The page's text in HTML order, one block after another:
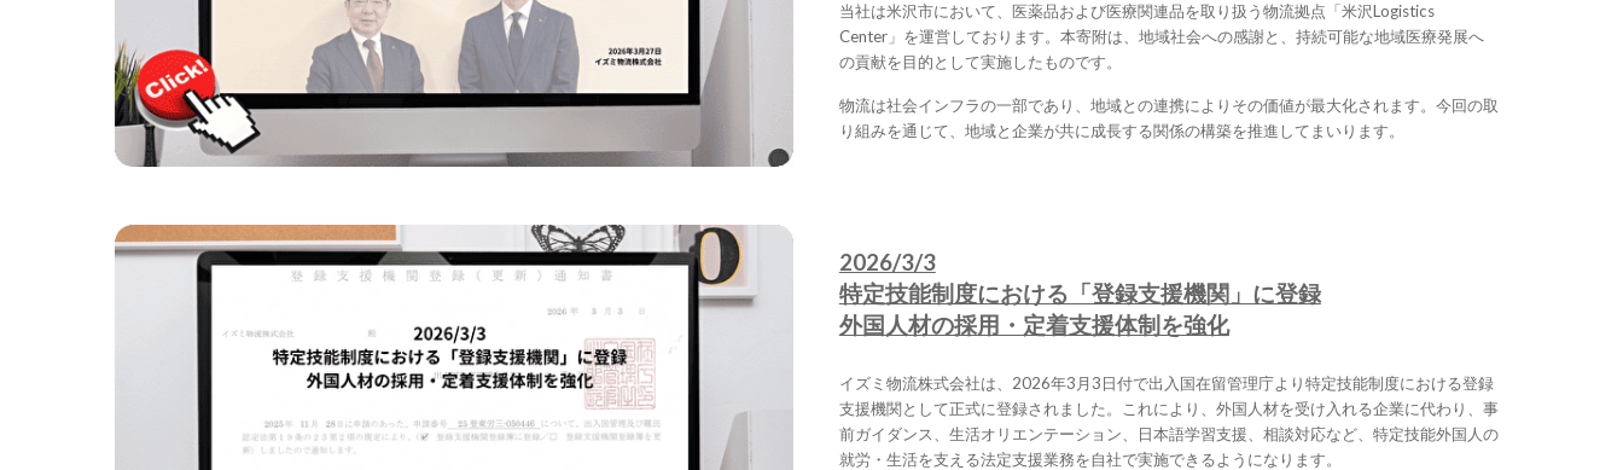
当社は米沢市において、医薬品および医療関連品を取り扱う物流拠点「米沢Logistics
Center」を運営しております。本寄附は、地域社会への感謝と、持続可能な地域医療発展へ
の貢献を目的として実施したものです。
物流は社会インフラの一部であり、地域との連携によりその価値が最大化されます。今回の取
り組みを通じて、地域と企業が共に成長する関係の構築を推進してまいります。
2026/3/3
特定技能制度における「登録支援機関」に登録
外国人材の採用・定着支援体制を強化
イズミ物流株式会社は、2026年3月3日付で出入国在留管理庁より特定技能制度における登録
支援機関として正式に登録されました。これにより、外国人材を受け入れる企業に代わり、事
前ガイダンス、生活オリエンテーション、日本語学習支援、相談対応など、特定技能外国人の
就労・生活を支える法定支援業務を自社で実施できるようになります。